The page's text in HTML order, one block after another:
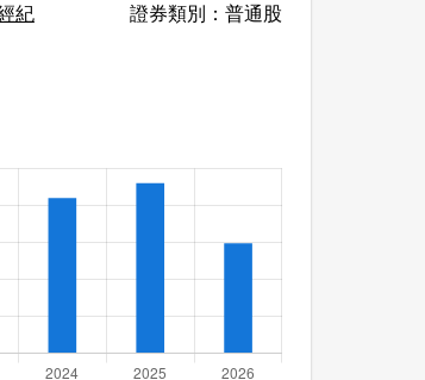
紀 證券類別：普通股